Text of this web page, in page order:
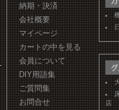
納期・決済
会社概要
マイページ
カートの中を見る
会員について
DIY用語集
ご質問集
お問合せ
店